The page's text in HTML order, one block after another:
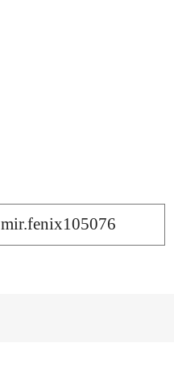
mir.fenix105076